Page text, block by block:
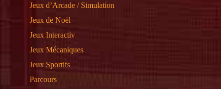
Jeux d’Arcade / Simulation
Jeux de Noël
Jeux Interactiv
Jeux Mécaniques
Jeux Sportifs
Parcours